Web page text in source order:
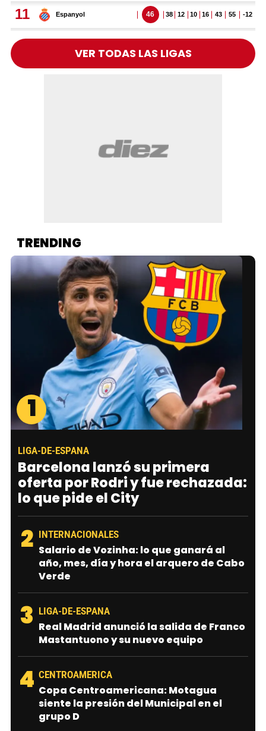
VER TODAS LAS LIGAS
TRENDING
1
LIGA-DE-ESPANA
Barcelona lanzó su primera
oferta por Rodri y fue rechazada:
lo que pide el City
2 INTERNACIONALES
Salario de Vozinha: lo que ganará al
año, mes, día y hora el arquero de Cabo
Verde
3 LIGA-DE-ESPANA
Real Madrid anunció la salida de Franco
Mastantuono y su nuevo equipo
4 CENTROAMERICA
Copa Centroamericana: Motagua
siente la presión del Municipal en el
grupo D